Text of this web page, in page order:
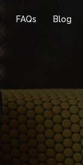
FAQs Blog